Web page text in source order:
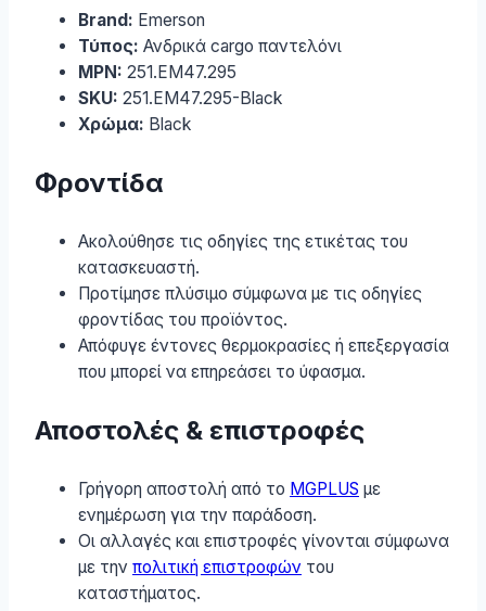
Brand: Emerson
Τύπος: Ανδρικά cargo παντελόνι
MPN: 251.EM47.295
SKU: 251.EM47.295-Black
Χρώμα: Black
Φροντίδα
Ακολούθησε τις οδηγίες της ετικέτας του
κατασκευαστή.
Προτίμησε πλύσιμο σύμφωνα με τις οδηγίες
φροντίδας του προϊόντος.
Απόφυγε έντονες θερμοκρασίες ή επεξεργασία
που μπορεί να επηρεάσει το ύφασμα.
Αποστολές & επιστροφές
Γρήγορη αποστολή από το MGPLUS με
ενημέρωση για την παράδοση.
Οι αλλαγές και επιστροφές γίνονται σύμφωνα
με την πολιτική επιστροφών του
καταστήματος.